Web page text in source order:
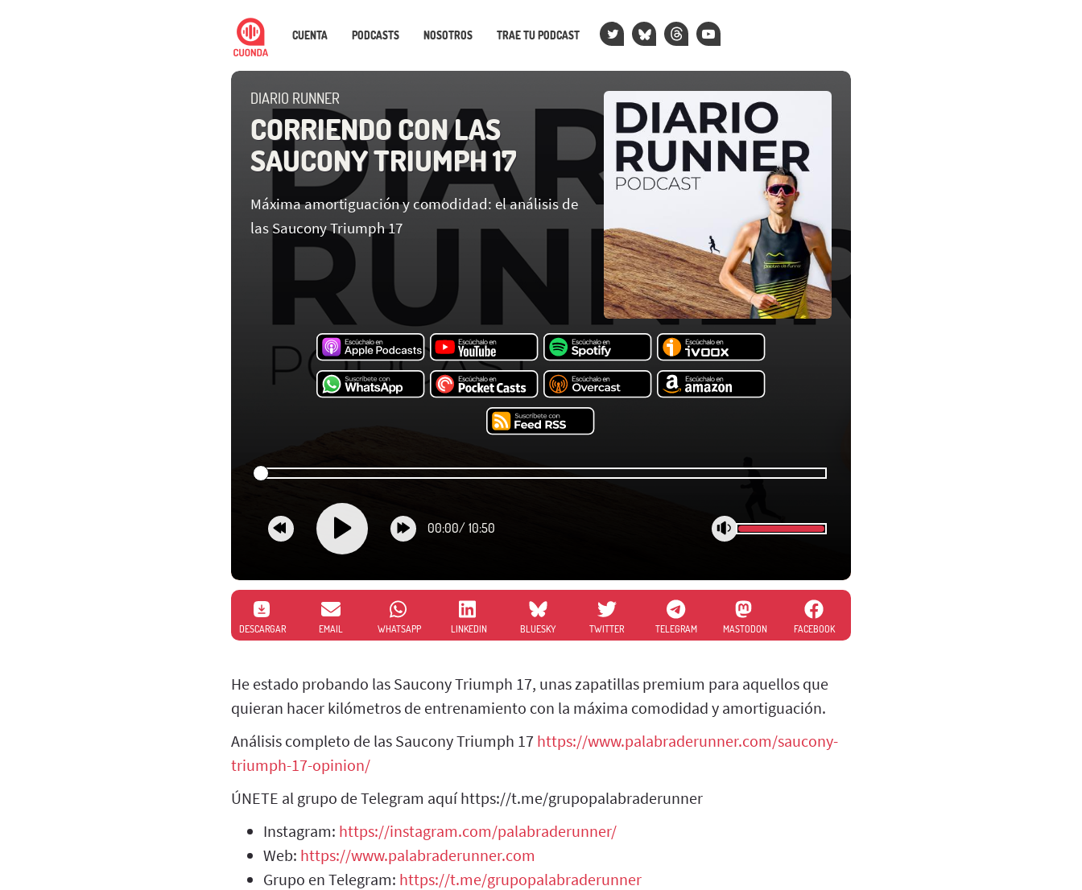
CUENTA PODCASTS NOSOTROS TRAE TU PODCAST
DIARIO RUNNER
CORRIENDO CON LAS
SAUCONY TRIUMPH 17
Máxima amortiguación y comodidad: el análisis de
las Saucony Triumph 17
00:00/ 10:50
DESCARGAR EMAIL WHATSAPP LINKEDIN BLUESKY TWITTER TELEGRAM MASTODON FACEBOOK
He estado probando las Saucony Triumph 17, unas zapatillas premium para aquellos que
quieran hacer kilómetros de entrenamiento con la máxima comodidad y amortiguación.
Análisis completo de las Saucony Triumph 17 https://www.palabraderunner.com/saucony-
triumph-17-opinion/
ÚNETE al grupo de Telegram aquí https://t.me/grupopalabraderunner
Instagram: https://instagram.com/palabraderunner/
Web: https://www.palabraderunner.com
Grupo en Telegram: https://t.me/grupopalabraderunner